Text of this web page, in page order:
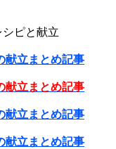
シピと献立
献立まとめ記事
献立まとめ記事
献立まとめ記事
献立まとめ記事